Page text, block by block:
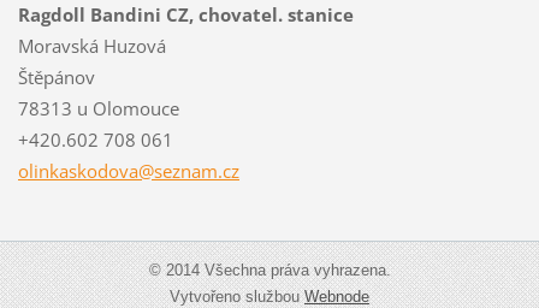
Ragdoll Bandini CZ, chovatel. stanice
Moravská Huzová
Štěpánov
78313 u Olomouce
+420.602 708 061
olinkaskodova@seznam.cz
© 2014 Všechna práva vyhrazena.
Vytvořeno službouWebnode